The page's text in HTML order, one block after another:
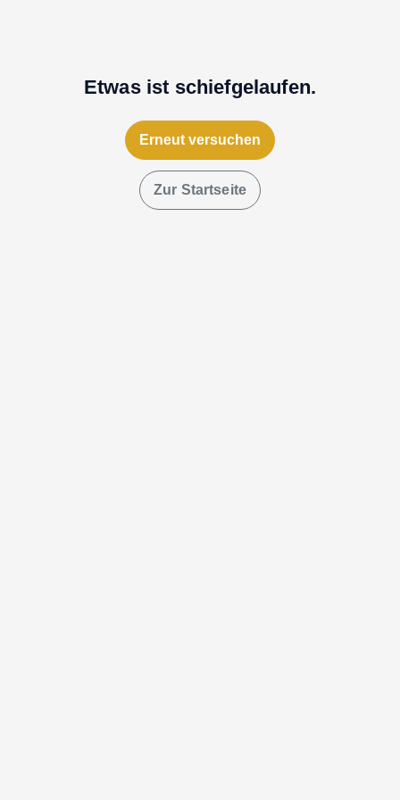
Etwas ist schiefgelaufen.
Erneut versuchen
Zur Startseite